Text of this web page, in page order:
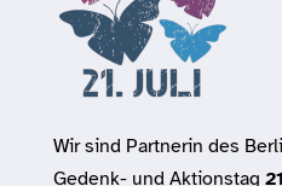
Wir sind Partnerin des
Gedenk- und Aktionstag